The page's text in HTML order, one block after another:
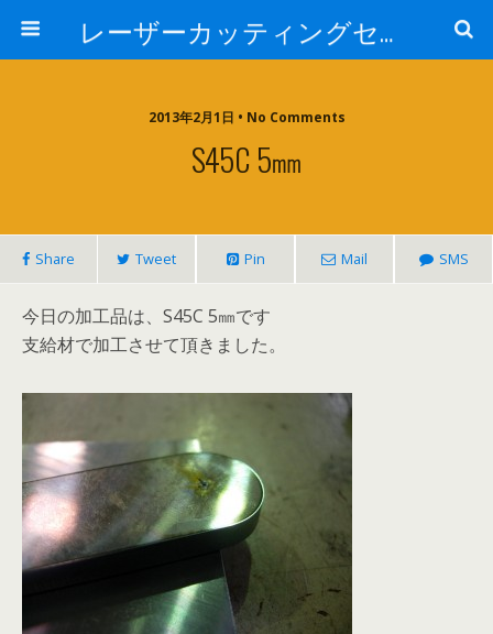
レーザーカッティングセンター 株式会社 中本鉄工所
2013年2月1日 • No Comments
S45C 5㎜
Share Tweet Pin Mail SMS
今日の加工品は、S45C 5㎜です
支給材で加工させて頂きました。